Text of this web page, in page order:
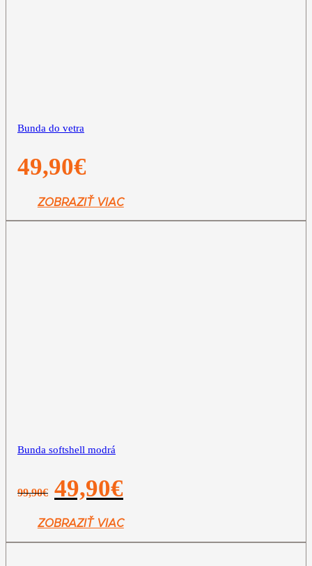
Bunda do vetra
49,90€
ZOBRAZIŤ VIAC
Bunda softshell modrá
99,90€
Pôvodná
cena
99,90€.
49,90€
49,90€.
ZOBRAZIŤ VIAC